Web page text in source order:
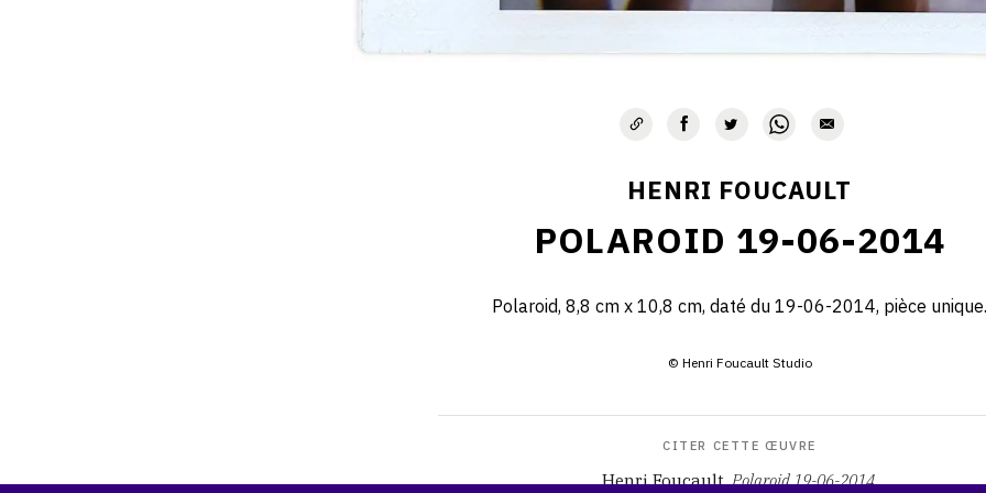
HENRI FOUCAULT
POLAROID 19-06-2014
Polaroid, 8,8 cm x 10,8 cm, daté du 19-06-2014, pièce unique.
© Henri Foucault Studio
CITER CETTE ŒUVRE
Henri Foucault,Polaroid 19-06-2014.